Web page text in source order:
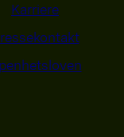
Karriere